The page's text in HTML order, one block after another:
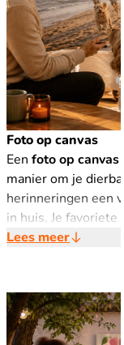
Foto op canvas
Eenfoto op canvas
manier om je
herinneringen een
in huis. Je
afgedrukt op
professionele
interieur.
De lichte structuur
Lees meer